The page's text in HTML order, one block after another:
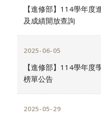
【進修部】114學年度
及成績開放查詢
2025-06-05
【進修部】114學年度
榜單公告
2025-05-29